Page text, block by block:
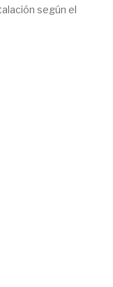
según el